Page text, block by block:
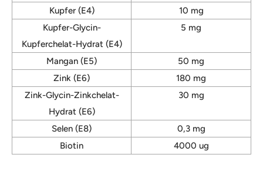
Kupfer (E4)
10 mg
Kupfer-Glycin-
Kupferchelat-Hydrat (E4)
5 mg
Mangan (E5)
50 mg
Zink (E6)
180 mg
Zink-Glycin-Zinkchelat-
Hydrat (E6)
30 mg
Selen (E8)
0,3 mg
Biotin
4000 ug